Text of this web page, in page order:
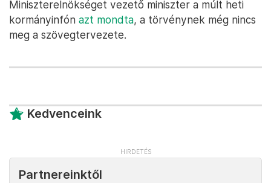
Miniszterelnökséget vezető miniszter a múlt heti
kormányinfón azt mondta, a törvénynek még nincs
meg a szövegtervezete.
Kedvenceink
Partnereinktől